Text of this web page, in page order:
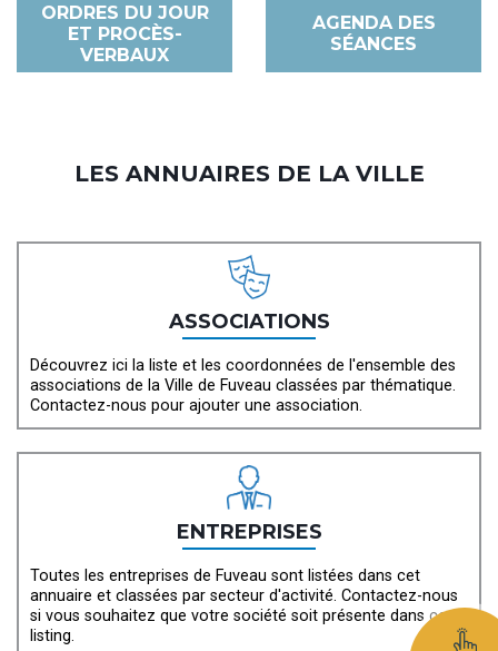
ORDRES DU JOUR
ET PROCÈS-
VERBAUX
AGENDA DES
SÉANCES
LES ANNUAIRES DE LA VILLE
ASSOCIATIONS
Découvrez ici la liste et les coordonnées de l'ensemble des
associations de la Ville de Fuveau classées par thématique.
Contactez-nous pour ajouter une association.
ENTREPRISES
Toutes les entreprises de Fuveau sont listées dans cet
annuaire et classées par secteur d'activité. Contactez-nous
si vous souhaitez que votre société soit présente dans ce
listing.